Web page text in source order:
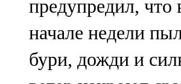
102,6 FM
Чирмешән
107,7 FM
предупредил, что
начале недели
бури, дожди и